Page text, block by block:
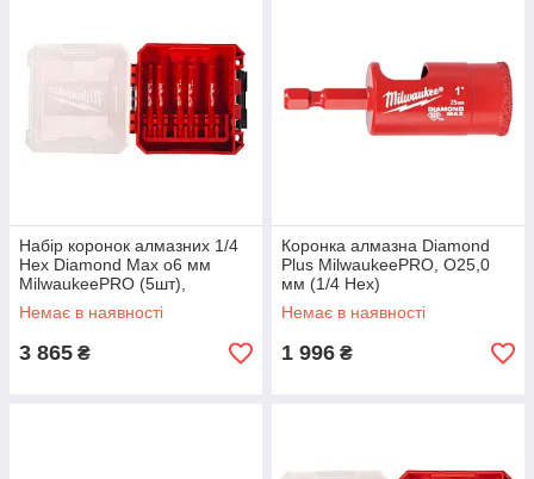
Набір коронок алмазних 1/4
Hex Diamond Max o6 мм
MilwaukeePRO (5шт),
пластиковий кейс
Немає в наявності
3 865 ₴
Коронка алмазна Diamond
Plus MilwaukeePRO, O25,0
мм (1/4 Hex)
Немає в наявності
1 996 ₴